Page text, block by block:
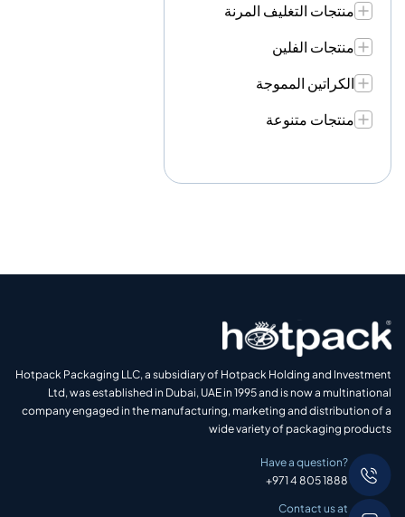
منتجات التغليف المرنة
منتجات الفلين
الكراتين المموجة
منتجات متنوعة
Hotpack Packaging LLC, a subsidiary of Hotpack Holding and Investment
Ltd, was established in Dubai, UAE in 1995 and is now a multinational
company engaged in the manufacturing, marketing and distribution of a
wide variety of packaging products
Have a question?
+971 4 805 1888
Contact us at